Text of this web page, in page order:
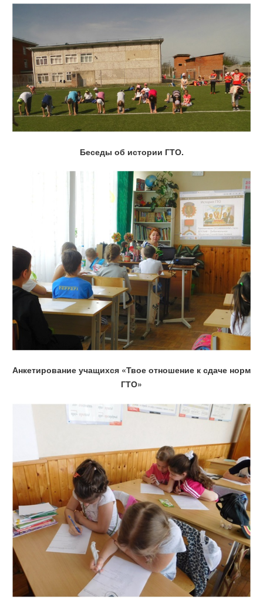
Беседы об истории ГТО.
Анкетирование учащихся «Твое отношение к сдаче норм
ГТО»